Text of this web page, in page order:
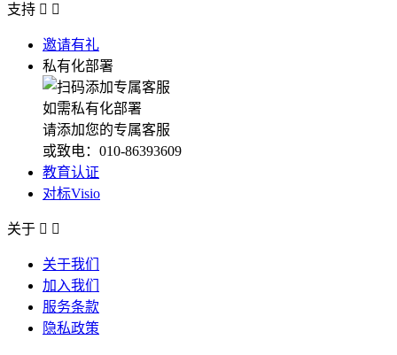
支持  
邀请有礼
私有化部署
如需私有化部署
请添加您的专属客服
或致电：010-86393609
教育认证
对标Visio
关于  
关于我们
加入我们
服务条款
隐私政策